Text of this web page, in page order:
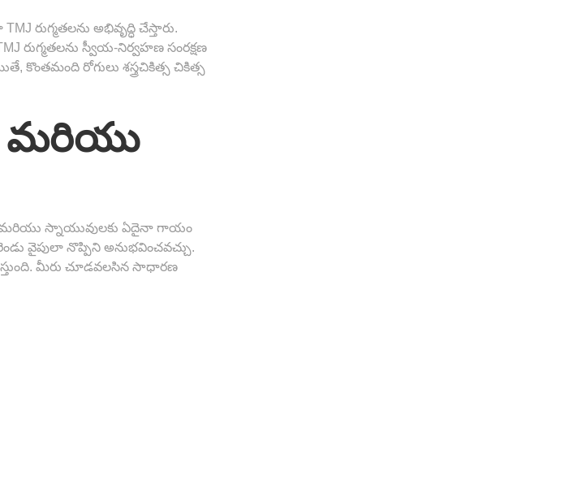
రుగ్మతలను అభివృద్ధి చేస్తారు.
రుగ్మతలను స్వీయ-నిర్వహణ సంరక్షణ
రోగులు శస్త్రచికిత్స చికిత్స
మరియు
మరియు స్నాయువులకు ఏదైనా గాయం
వైపులా నొప్పిని అనుభవించవచ్చు.
మీరు చూడవలసిన సాధారణ